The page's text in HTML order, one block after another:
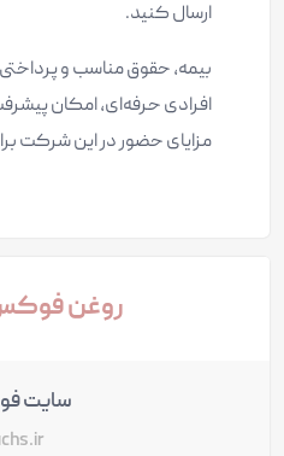
ارسال کنید.
بیمه، حقوق مناسب و پرداختی
افرادی حرفه‌ای، امکان
مزایای حضور در این شرکت
روغن فوکس
سایت